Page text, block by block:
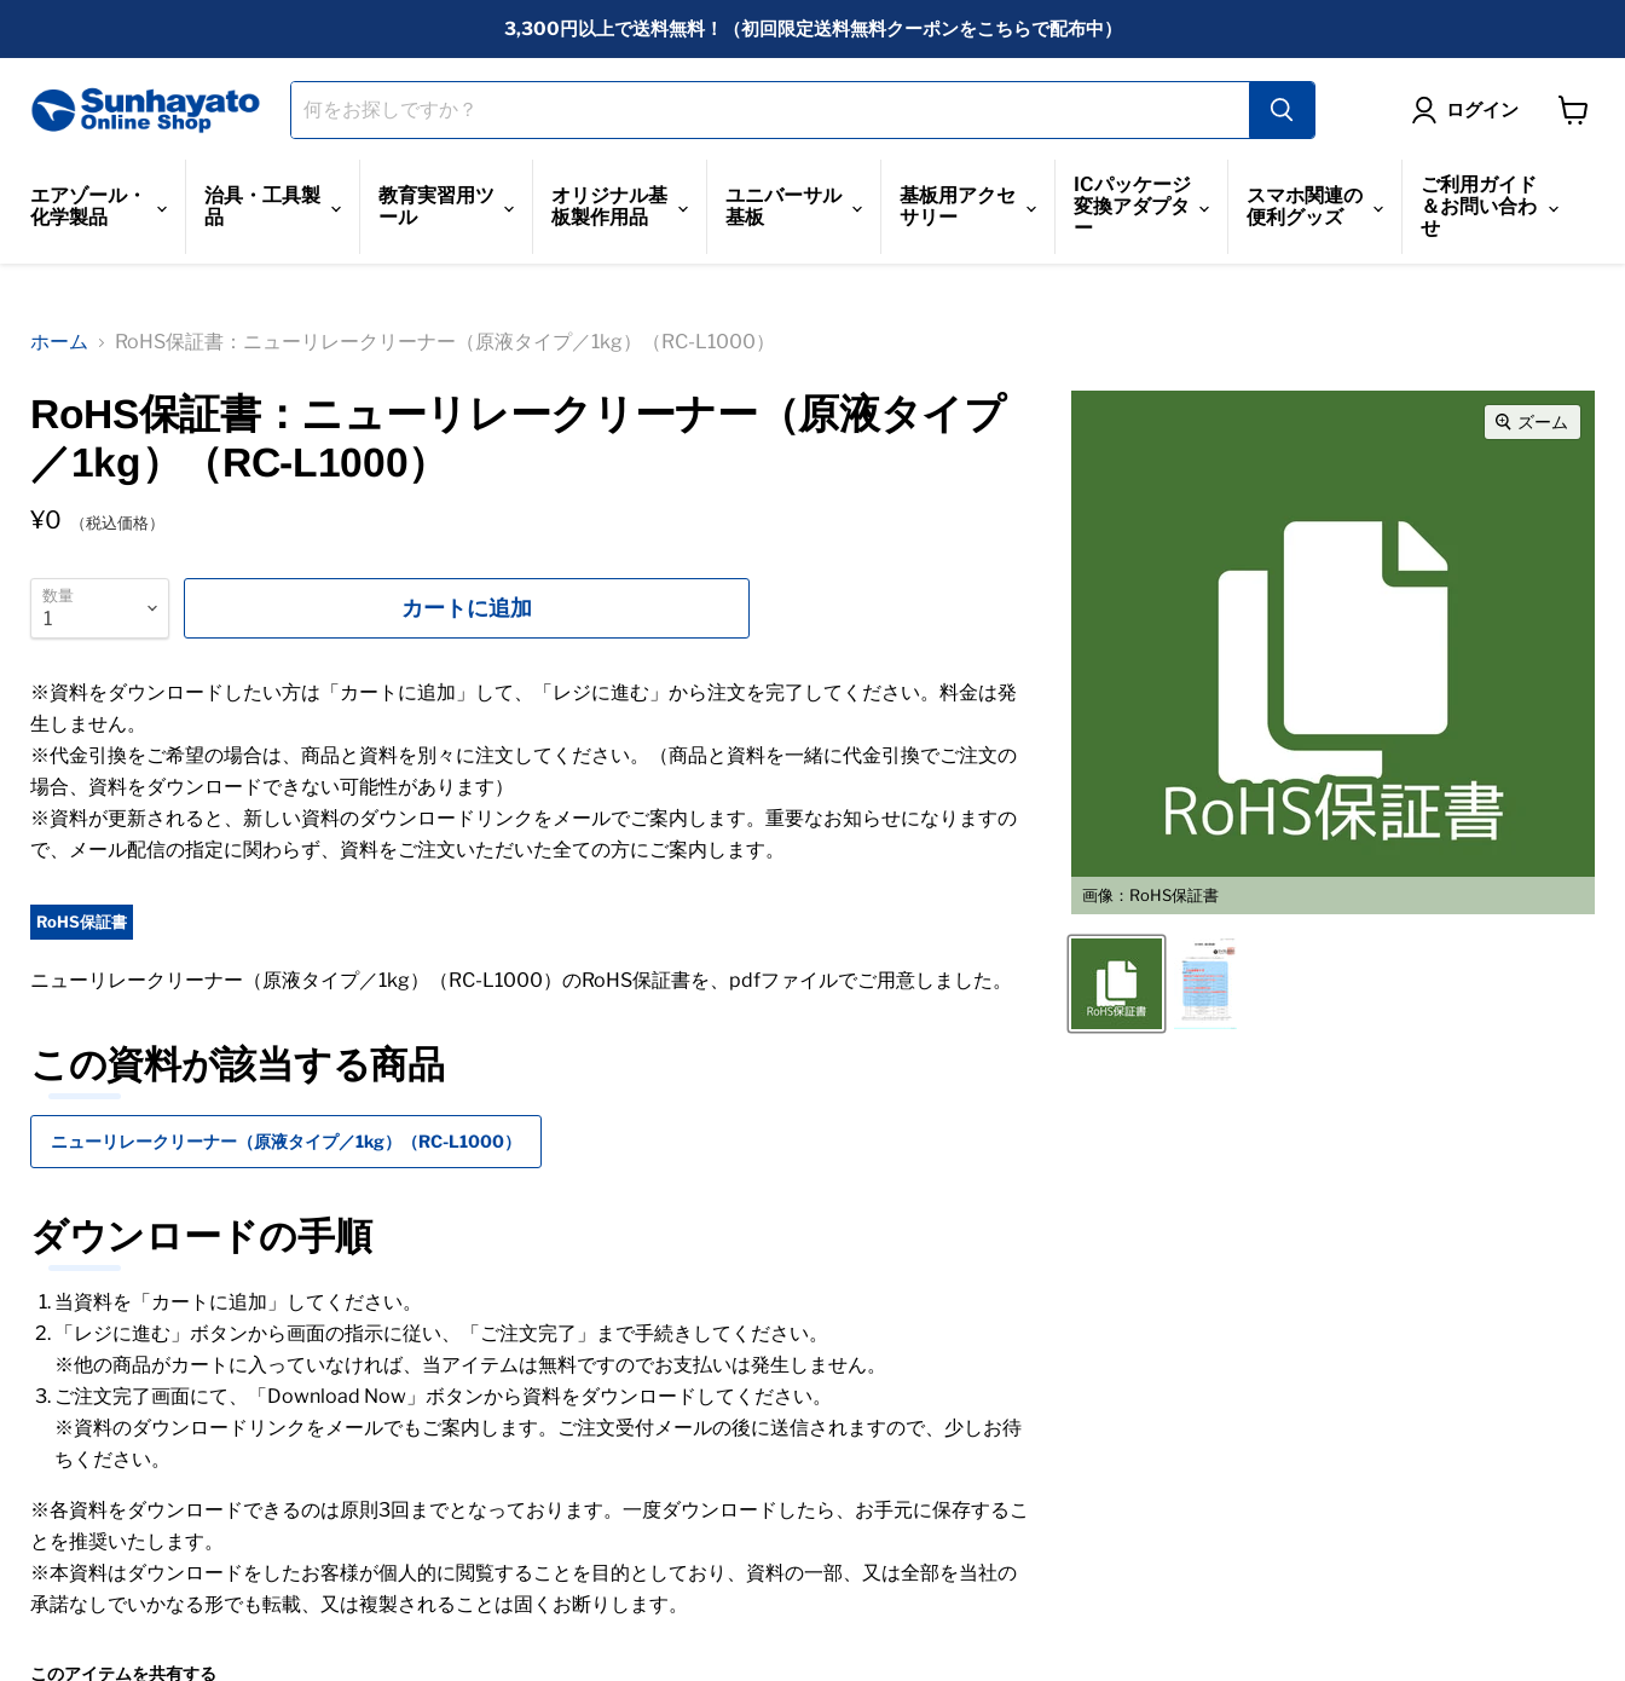
3,300円以上で送料無料！（初回限定送料無料クーポンをこちらで配布中）
ログイン
エアゾール・
化学製品
治具・工具製
品
教育実習用ツ
ール
オリジナル基
板製作用品
ユニバーサル
基板
基板用アクセ
サリー
ICパッケージ
変換アダプタ
ー
スマホ関連の
便利グッズ
ご利用ガイド
＆お問い合わ
せ
ホーム RoHS保証書：ニューリレークリーナー（原液タイプ／1kg）（RC-L1000）
画像：RoHS保証書
ズーム
RoHS保証書：ニューリレークリーナー（原液タイプ
／1kg）（RC-L1000）
¥0 （税込価格）
数量 カートに追加
※資料をダウンロードしたい方は「カートに追加」して、「レジに進む」から注文を完了してください。料金は発
生しません。
※代金引換をご希望の場合は、商品と資料を別々に注文してください。（商品と資料を一緒に代金引換でご注文の
場合、資料をダウンロードできない可能性があります）
※資料が更新されると、新しい資料のダウンロードリンクをメールでご案内します。重要なお知らせになりますの
で、メール配信の指定に関わらず、資料をご注文いただいた全ての方にご案内します。
RoHS保証書
ニューリレークリーナー（原液タイプ／1kg）（RC-L1000）のRoHS保証書を、pdfファイルでご用意しました。
この資料が該当する商品
ニューリレークリーナー（原液タイプ／1kg）（RC-L1000）
ダウンロードの手順
当資料を「カートに追加」してください。
「レジに進む」ボタンから画面の指示に従い、「ご注文完了」まで手続きしてください。
※他の商品がカートに入っていなければ、当アイテムは無料ですのでお支払いは発生しません。
ご注文完了画面にて、「Download Now」ボタンから資料をダウンロードしてください。
※資料のダウンロードリンクをメールでもご案内します。ご注文受付メールの後に送信されますので、少しお待
ちください。
※各資料をダウンロードできるのは原則3回までとなっております。一度ダウンロードしたら、お手元に保存するこ
とを推奨いたします。
※本資料はダウンロードをしたお客様が個人的に閲覧することを目的としており、資料の一部、又は全部を当社の
承諾なしでいかなる形でも転載、又は複製されることは固くお断りします。
このアイテムを共有する